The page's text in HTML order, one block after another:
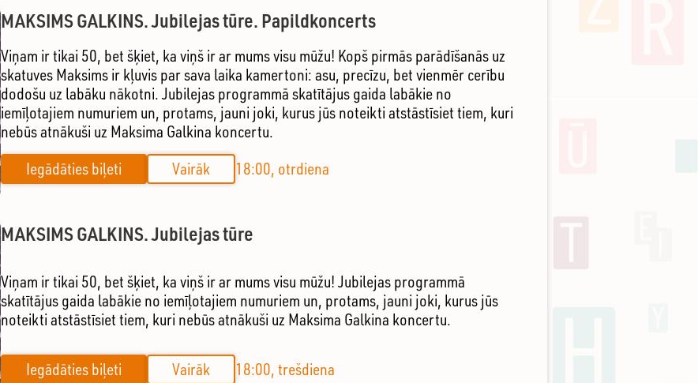
MAKSIMS GALKINS. Jubilejas tūre. Papildkoncerts
Viņam ir tikai 50, bet šķiet, ka viņš ir ar mums visu mūžu! Kopš pirmās parādīšanās uz
skatuves Maksims ir kļuvis par sava laika kamertoni: asu, precīzu, bet vienmēr cerību
dodošu uz labāku nākotni. Jubilejas programmā skatītājus gaida labākie no
iemīļotajiem numuriem un, protams, jauni joki, kurus jūs noteikti atstāstīsiet tiem, kuri
nebūs atnākuši uz Maksima Galkina koncertu.
Iegādāties biļeti
Vairāk 18:00, otrdiena
MAKSIMS GALKINS. Jubilejas tūre
Viņam ir tikai 50, bet šķiet, ka viņš ir ar mums visu mūžu! Jubilejas programmā
skatītājus gaida labākie no iemīļotajiem numuriem un, protams, jauni joki, kurus jūs
noteikti atstāstīsiet tiem, kuri nebūs atnākuši uz Maksima Galkina koncertu.
Iegādāties biļeti Vairāk 18:00, trešdiena